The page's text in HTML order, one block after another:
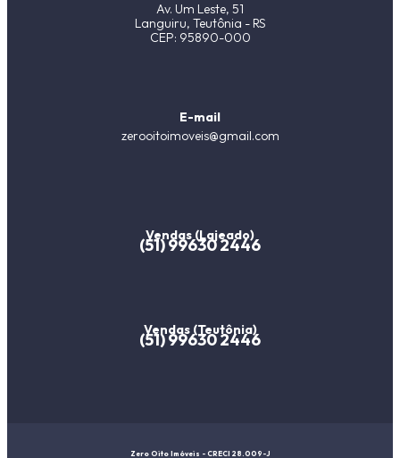
Av. Um Leste, 51
Languiru, Teutônia - RS
CEP: 95890-000
E-mail
zerooitoimoveis@gmail.com
Vendas (Lajeado)
(51) 99630 2446
Vendas (Teutônia)
(51) 99630 2446
Zero Oito Imóveis - CRECI 28.009-J